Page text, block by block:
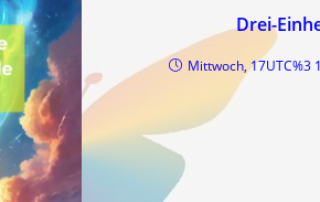
Drei-
Mittwoch, 17UTC%3